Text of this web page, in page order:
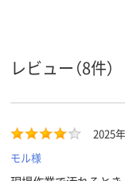
レビュー（8件）
2025
モル様